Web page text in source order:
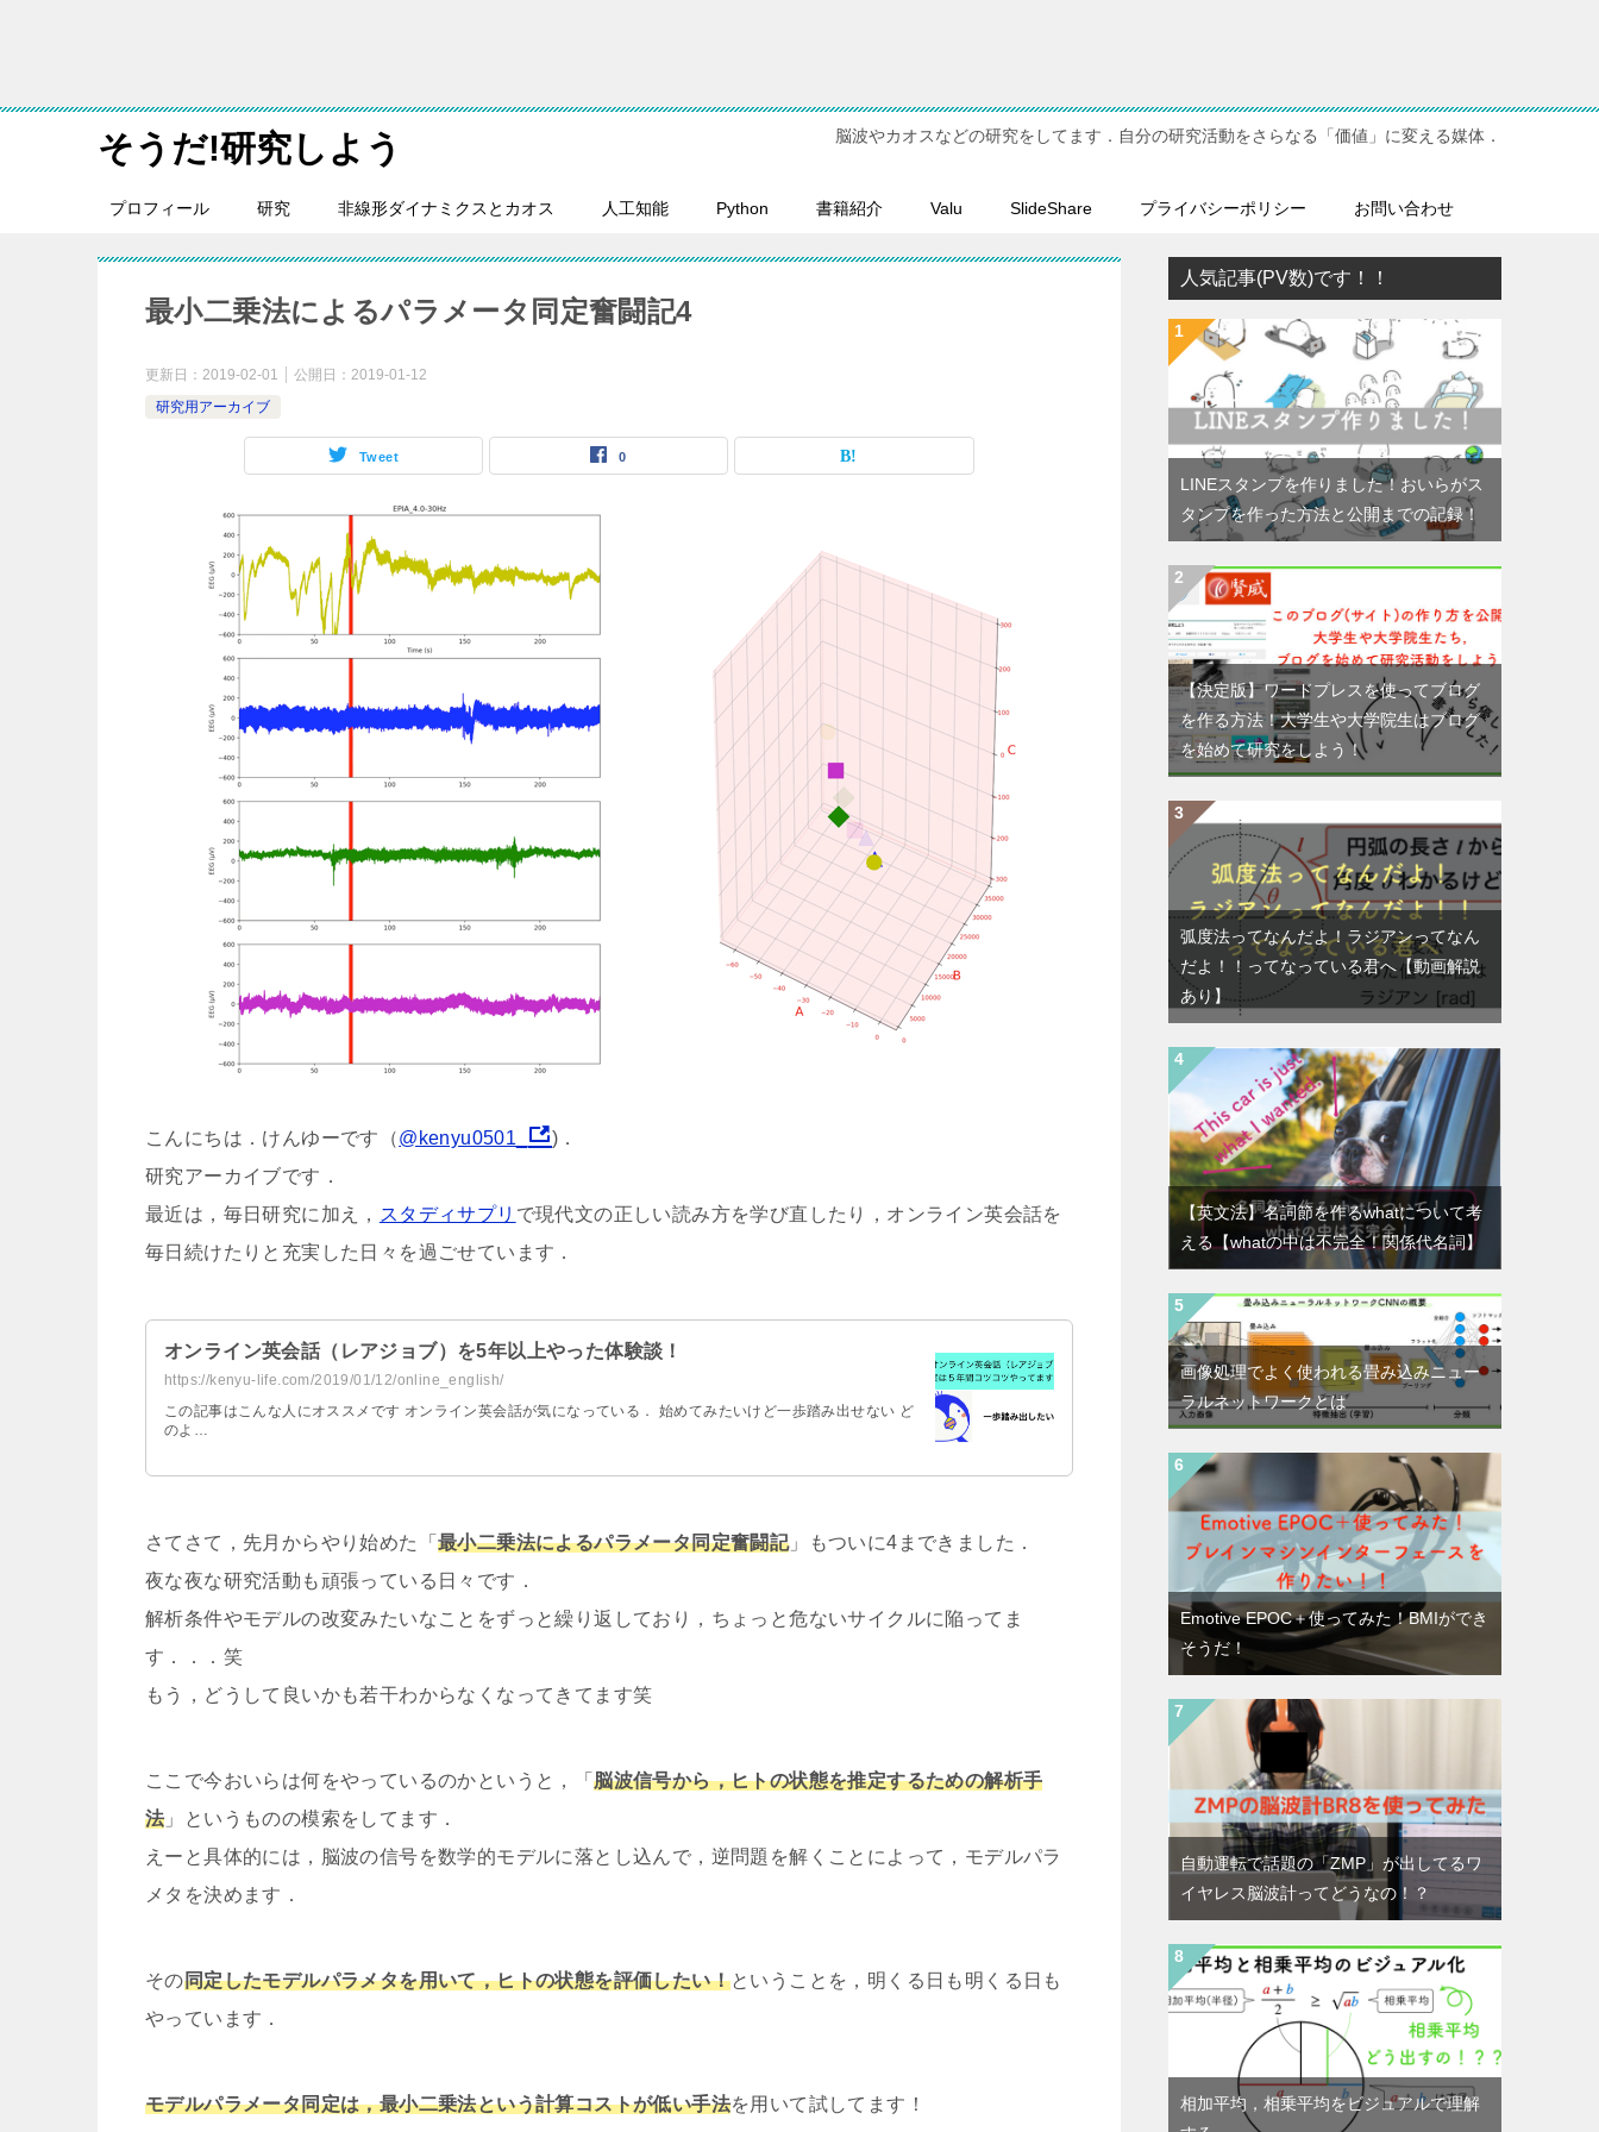
そうだ!研究しよう 脳波やカオスなどの研究をしてます．自分の研究活動をさらなる「価値」に変える媒体．
プロフィール 研究 非線形ダイナミクスとカオス 人工知能 Python 書籍紹介 Valu SlideShare プライバシーポリシー お問い合わせ
最小二乗法によるパラメータ同定奮闘記4
更新日： 2019-02-01 公開日： 2019-01-12
研究用アーカイブ
Tweet 0
こんにちは．けんゆーです（@kenyu0501_
)．
研究アーカイブです．
最近は，毎日研究に加え， スタディサプリ で現代文の正しい読み方を学び直したり，オンライン英会話を
毎日続けたりと充実した日々を過ごせています．
オンライン英会話（レアジョブ）を5年以上やった体験談！
https://kenyu-life.com/2019/01/12/online_english/
この記事はこんな人にオススメです オンライン英会話が気になっている． 始めてみたいけど一歩踏み出せない ど
のよ…
さてさて，先月からやり始めた「 最小二乗法によるパラメータ同定奮闘記」もついに4まできました．
夜な夜な研究活動も頑張っている日々です．
解析条件やモデルの改変みたいなことをずっと繰り返しており，ちょっと危ないサイクルに陥ってま
す．．．笑
もう，どうして良いかも若干わからなくなってきてます笑
ここで今おいらは何をやっているのかというと，「脳波信号から，ヒトの状態を推定するための解析手
法 」というものの模索をしてます．
えーと具体的には，脳波の信号を数学的モデルに落とし込んで，逆問題を解くことによって，モデルパラ
メタを決めます．
その同定したモデルパラメタを用いて，ヒトの状態を評価したい！ということを，明くる日も明くる日も
やっています．
モデルパラメータ同定は，最小二乗法という計算コストが低い手法を用いて試してます！
人気記事(PV数)です！！
LINEスタンプを作りました！おいらがス
タンプを作った方法と公開までの記録！
【決定版】ワードプレスを使ってブログ
を作る方法！大学生や大学院生はブログ
を始めて研究をしよう！
弧度法ってなんだよ！ラジアンってなん
だよ！！ってなっている君へ【動画解説
あり】
【英文法】名詞節を作るwhatについて考
える【whatの中は不完全！関係代名詞】
画像処理でよく使われる畳み込みニュー
ラルネットワークとは
Emotive EPOC＋使ってみた！BMIができ
そうだ！
自動運転で話題の「ZMP」が出してるワ
イヤレス脳波計ってどうなの！？
相加平均，相乗平均をビジュアルで理解